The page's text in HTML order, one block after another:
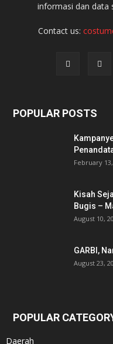
informasi dan data
Contact us:
POPULAR POSTS
February
Kisah
Bugis –
August 10,
GARBI,
August 23,
POPULAR
Daerah